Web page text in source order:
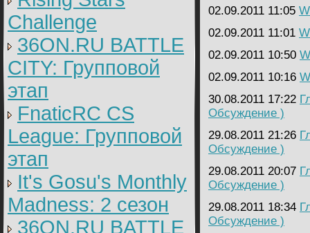
Challenge
36ON.RU BATTLE
CITY: Групповой
этап
FnaticRC CS
League: Групповой
этап
It's Gosu's Monthly
Madness: 2 сезон
36ON.RU BATTLE
02.09.2011 11:05
02.09.2011 11:01
02.09.2011 10:50
02.09.2011 10:16
30.08.2011 17:22
Обсуждение )
29.08.2011 21:26
Обсуждение )
29.08.2011 20:07
Обсуждение )
29.08.2011 18:34
Обсуждение )